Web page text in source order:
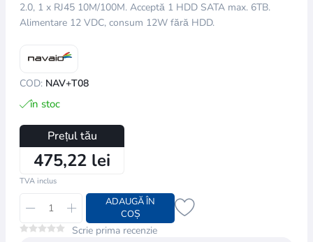
2.0, 1 x RJ45 10M/100M. Acceptă 1 HDD SATA max. 6TB.
Alimentare 12 VDC, consum 12W fără HDD.
COD: NAV+T08
în stoc
Prețul tău
475,22 lei
TVA inclus
ADAUGĂ ÎN
COȘ
Scrie prima recenzie